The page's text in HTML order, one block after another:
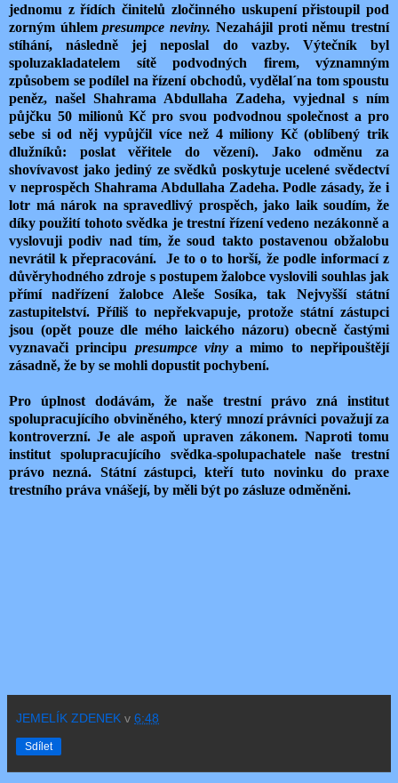
jednomu z řídích činitelů zločinného uskupení přistoupil pod
zorným úhlempresumpce neviny. Nezahájil proti němu trestní
stíhání, následně jej neposlal do vazby. Výtečník byl
spoluzakladatelem sítě podvodných firem, významným
způsobem se podílel na řízení obchodů, vydělal´na tom spoustu
peněz, našel Shahrama Abdullaha Zadeha, vyjednal s ním
půjčku 50 milionů Kč pro svou podvodnou společnost a pro
sebe si od něj vypůjčil více než 4 miliony Kč (oblíbený trik
dlužníků: poslat věřitele do vězení). Jako odměnu za
shovívavost jako jediný ze svědků poskytuje ucelené svědectví
v neprospěch Shahrama Abdullaha Zadeha. Podle zásady, že i
lotr má nárok na spravedlivý prospěch, jako laik soudím, že
díky použití tohoto svědka je trestní řízení vedeno nezákonně a
vyslovuji podiv nad tím, že soud takto postavenou obžalobu
nevrátil k přepracování. Je to o to horší, že podle informací z
důvěryhodného zdroje s postupem žalobce vyslovili souhlas jak
přímí nadřízení žalobce Aleše Sosíka, tak Nejvyšší státní
zastupitelství. Příliš to nepřekvapuje, protože státní zástupci
jsou (opět pouze dle mého laického názoru) obecně častými
vyznavači principu presumpce vinya mimo to nepřipouštějí
zásadně, že by se mohli dopustit pochybení.
Pro úplnost dodávám, že naše trestní právo zná institut
spolupracujícího obviněného, který mnozí právníci považují za
kontroverzní. Je ale aspoň upraven zákonem. Naproti tomu
institut spolupracujícího svědka-spolupachatele naše trestní
právo nezná. Státní zástupci, kteří tuto novinku do praxe
trestního práva vnášejí, by měli být po zásluze odměněni.
JEMELÍK ZDENEK v 6:48
Sdílet